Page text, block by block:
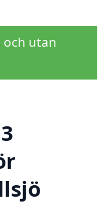
och utan